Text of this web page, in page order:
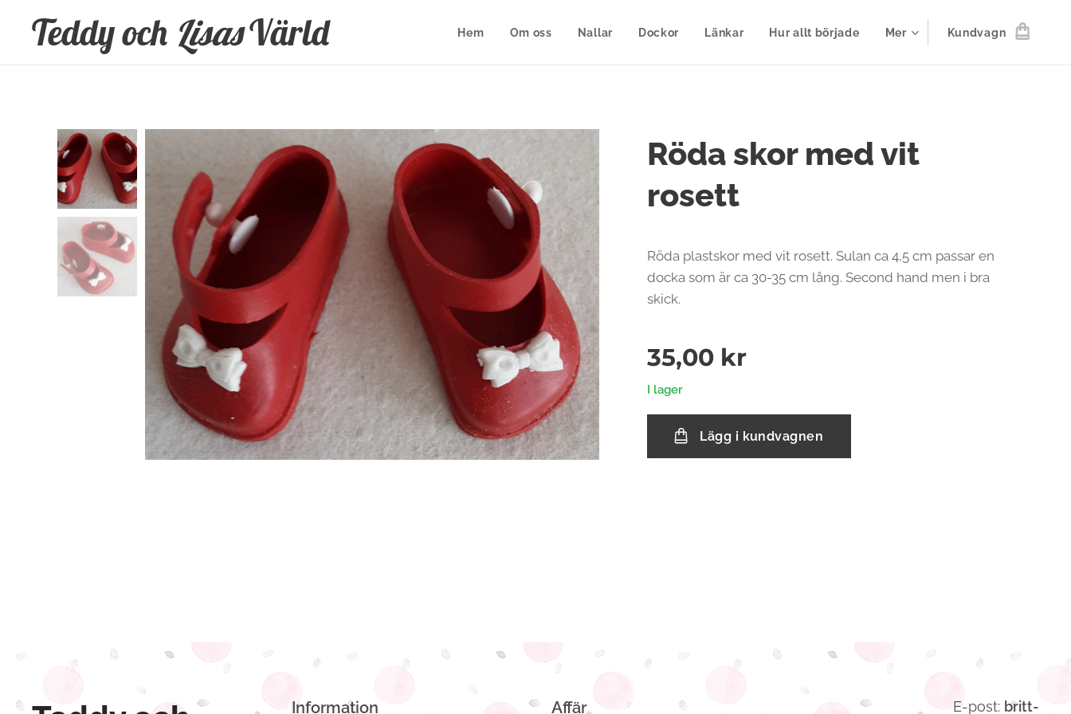
Teddy och LisasVärld Hem Om oss Nallar Dockor Länkar Hur allt började Mer Kundvagn
Röda skor med vit
rosett
Röda plastskor med vit rosett. Sulan ca 4,5 cm passar en
docka som är ca 30-35 cm lång. Second hand men i bra
skick.
35,00 kr
I lager
Lägg i kundvagnen
Information Affär E-post: britt-